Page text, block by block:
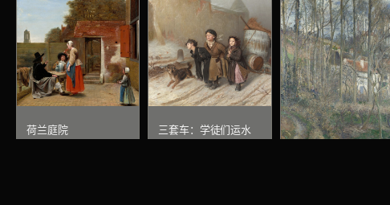
荷兰庭院 三套车：学徒们运水